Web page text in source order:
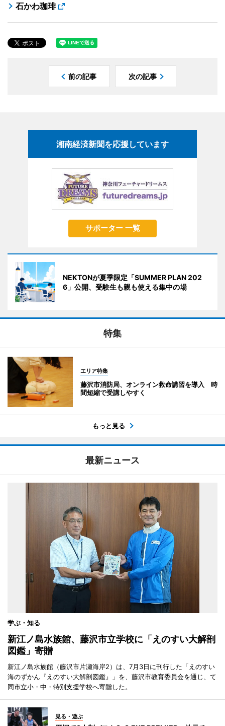
石かわ珈琲
前の記事 次の記事
湘南経済新聞を応援しています
サポーター 一覧
NEKTONが夏季限定「SUMMER PLAN 202
6」公開、受験生も親も使える集中の場
特集
エリア特集
藤沢市消防局、オンライン救命講習を導入 時
間短縮で受講しやすく
もっと見る
最新ニュース
学ぶ・知る
新江ノ島水族館、藤沢市立学校に「えのすい大解剖
図鑑」寄贈
新江ノ島水族館（藤沢市片瀬海岸2）は、7月3日に刊行した「えのすい
海のずかん『えのすい大解剖図鑑』」を、藤沢市教育委員会を通じ、て
同市立小・中・特別支援学校へ寄贈した。
見る・遊ぶ